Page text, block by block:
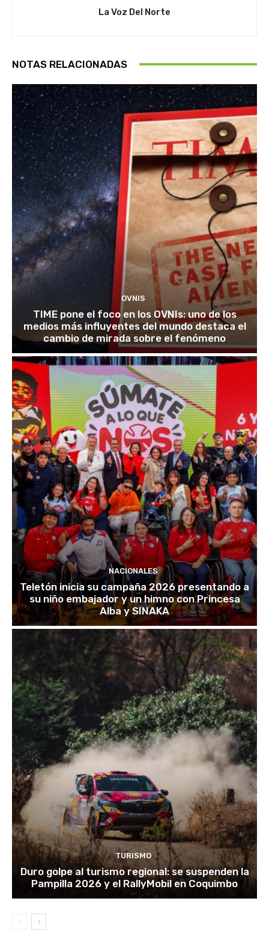
La Voz Del Norte
NOTAS RELACIONADAS
OVNIS
TIME pone el foco en los OVNIs: uno de los
medios más influyentes del mundo destaca el
cambio de mirada sobre el fenómeno
NACIONALES
Teletón inicia su campaña 2026 presentando a
su niño embajador y un himno con Princesa
Alba y SINAKA
TURISMO
Duro golpe al turismo regional: se suspenden la
Pampilla 2026 y el RallyMobil en Coquimbo